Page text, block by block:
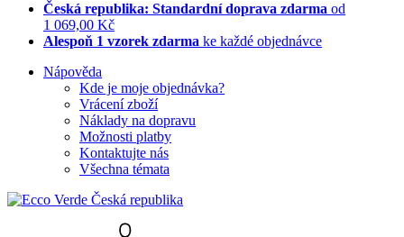
Česká republika: Standardní doprava zdarma od
1 069,00 Kč
Alespoň 1 vzorek zdarma ke každé objednávce
Nápověda
Kde je moje objednávka?
Vrácení zboží
Náklady na dopravu
Možnosti platby
Kontaktujte nás
Všechna témata